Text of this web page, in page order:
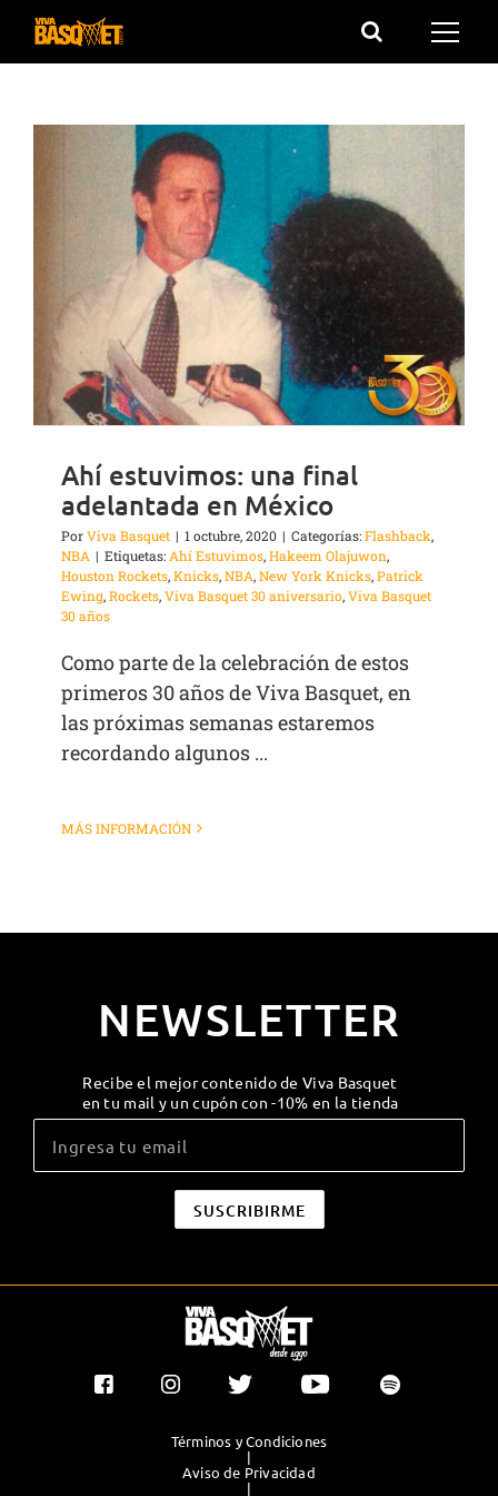
Saltar
Ahí estuvimos: una final
adelantada en México
PorViva Basquet | 1 octubre, 2020 | Categorías:Flashback,
NBA | Etiquetas: Ahí Estuvimos,Hakeem Olajuwon,
Houston Rockets,Knicks,NBA,New York Knicks,Patrick
Ewing,Rockets,Viva Basquet 30 aniversario,Viva Basquet
30 años
Como parte de la celebración de estos
primeros 30 años de Viva Basquet, en
las próximas semanas estaremos
recordando algunos ...
MÁS INFORMACIÓN
NEWSLETTER
Recibe el mejor contenido de Viva Basquet
en tu mail y un cupón con -10% en la tienda
Términos y Condiciones
|
Aviso de Privacidad
|